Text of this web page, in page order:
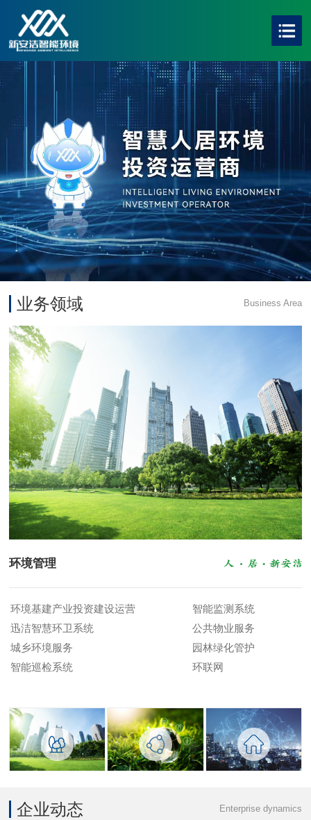
业务领域 Business Area
环境管理
环境基建产业投资建设运营
迅洁智慧环卫系统
城乡环境服务
智能巡检系统
智能监测系统
公共物业服务
园林绿化管护
环联网
投资建
设运营
系统
公
市政
照明
企业动态 Enterprise dynamics